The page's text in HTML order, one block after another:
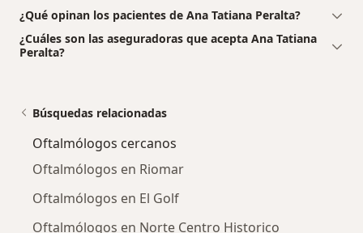
¿Qué opinan los pacientes de Ana Tatiana Peralta?
¿Cuáles son las aseguradoras que acepta Ana Tatiana
Peralta?
Búsquedas relacionadas
Oftalmólogos cercanos
Oftalmólogos en Riomar
Oftalmólogos en El Golf
Oftalmólogos en Norte Centro Historico